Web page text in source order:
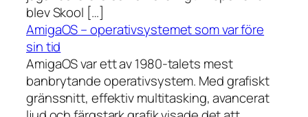
blev Skool […]
AmigaOS – operativsystemet som var före
sin tid
AmigaOS var ett av 1980-talets mest
banbrytande operativsystem. Med grafiskt
gränssnitt, effektiv multitasking, avancerat